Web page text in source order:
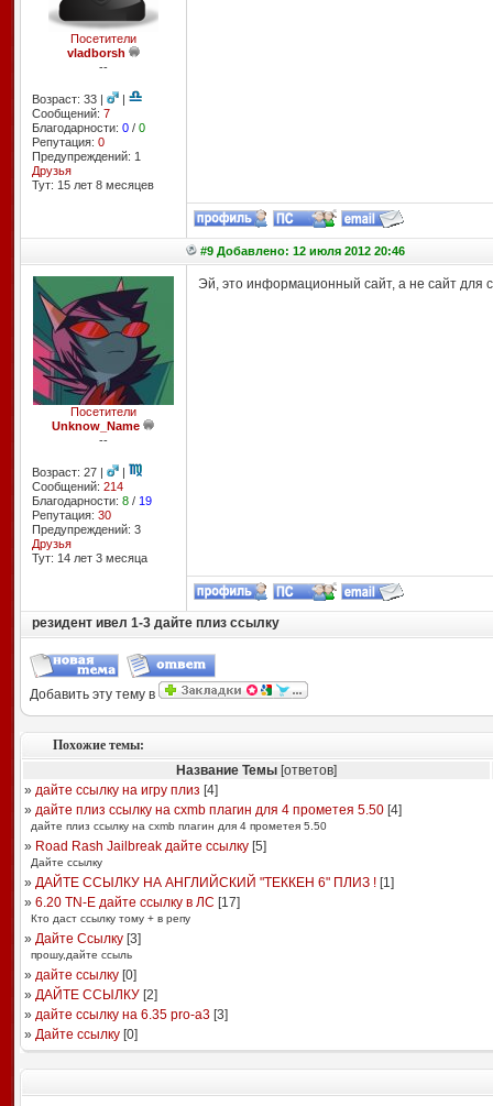
Посетители
vladborsh
--
Возраст: 33 |
|
Сообщений: 7
Благодарности: 0/ 0
Репутация: 0
Предупреждений: 1
Друзья
Тут: 15 лет 8 месяцев
#9 Добавлено: 12 июля 2012 20:46
Посетители
Unknow_Name
--
Возраст: 27 |
|
Сообщений: 214
Благодарности: 8/ 19
Репутация: 30
Предупреждений: 3
Друзья
Тут: 14 лет 3 месяцa
Эй, это информационный сайт, а не сайт для
резидент ивел 1-3 дайте плиз ссылку
Добавить эту тему в
Похожие темы:
Название Темы[ответов]
» дайте ссылку на игру плиз [4]
» дайте плиз ссылку на cxmb плагин для 4 прометея 5.50[4]
дайте плиз ссылку на cxmb плагин для 4 прометея 5.50
» Road Rash Jailbreak дайте ссылку[5]
Дайте ссылку
» ДАЙТЕ ССЫЛКУ НА АНГЛИЙСКИЙ "ТЕККЕН 6" ПЛИЗ ![1]
» 6.20 TN-E дайте ссылку в ЛС [17]
Кто даст ссылку тому + в репу
» Дайте Ссылку[3]
прошу,дайте ссыль
» дайте ссылку[0]
» ДАЙТЕ ССЫЛКУ[2]
» дайте ссылку на 6.35 pro-a3[3]
» Дайте ссылку[0]